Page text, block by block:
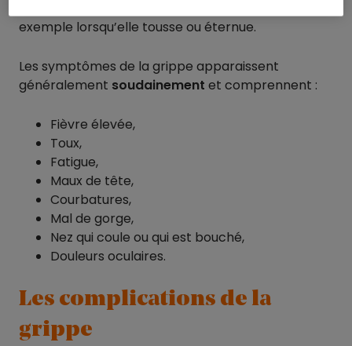
exemple lorsqu’elle tousse ou éternue.
Les symptômes de la grippe apparaissent
généralement soudainement et comprennent :
Fièvre élevée,
Toux,
Fatigue,
Maux de tête,
Courbatures,
Mal de gorge,
Nez qui coule ou qui est bouché,
Douleurs oculaires.
Les complications de la
grippe